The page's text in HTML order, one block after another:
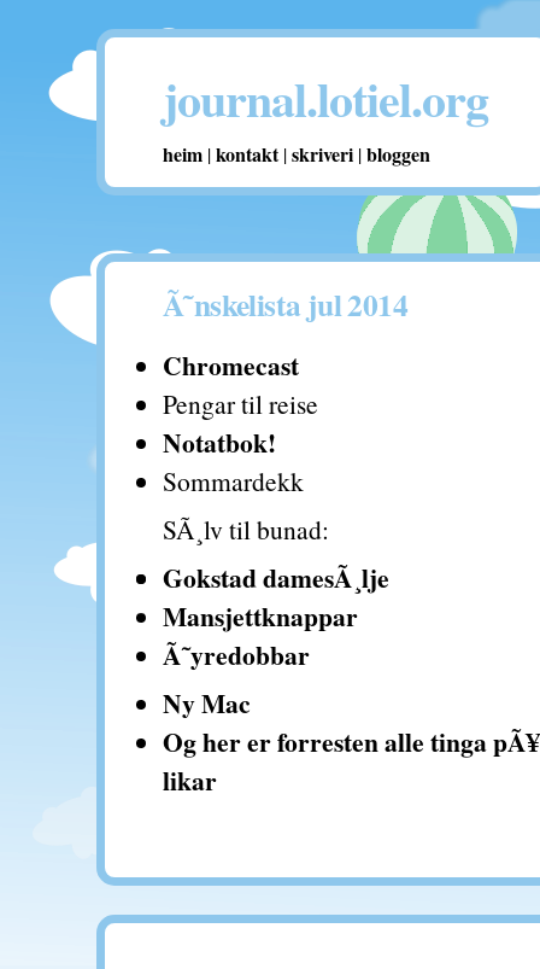
journal.lotiel.org
heim |kontakt|skriveri |bloggen
Ã˜nskelista jul 2014
Chromecast
Pengar til reise
Notatbok!
Sommardekk
SÃ¸lv til bunad:
Gokstad damesÃ¸lje
Mansjettknappar
Ã˜yredobbar
Ny Mac
Og her er forresten alle tinga
likar